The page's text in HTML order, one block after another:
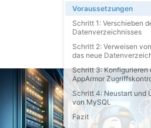
Voraussetzungen
Schritt 1: Verschieben
Datenverzeichnisses
Schritt 2: Verweisen
das neue
Schritt 3: Konfigurieren
AppArmor
Schritt 4: Neustart und
von MySQL
Fazit